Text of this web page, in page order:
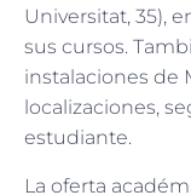
Universitat, 35),
sus cursos.
instalaciones de
localizaciones,
estudiante.
La oferta